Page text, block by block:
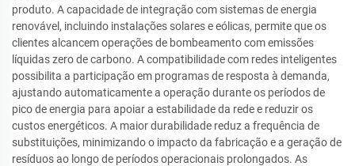
produto. A capacidade de integração com sistemas de energia
renovável, incluindo instalações solares e eólicas, permite que os
clientes alcancem operações de bombeamento com emissões
líquidas zero de carbono. A compatibilidade com redes inteligentes
possibilita a participação em programas de resposta à demanda,
ajustando automaticamente a operação durante os períodos de
pico de energia para apoiar a estabilidade da rede e reduzir os
custos energéticos. A maior durabilidade reduz a frequência de
substituições, minimizando o impacto da fabricação e a geração de
resíduos ao longo de períodos operacionais prolongados. As